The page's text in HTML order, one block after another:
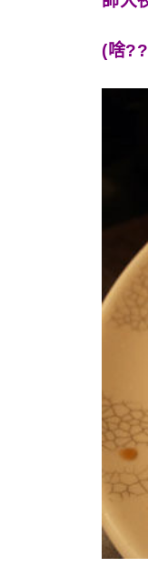
(啥